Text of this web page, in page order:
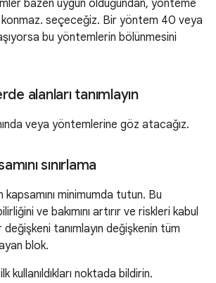
bazen uygun olduğundan, yönteme
konmaz. seçeceğiz. Bir yöntem 40 veya
bu yöntemlerin bölünmesini
alanları tanımlayın
veya yöntemlerine göz atacağız.
sınırlama
kapsamını minimumda tutun. Bu
ve bakımını artırır ve riskleri kabul
tanımlayın değişkenin tüm
blok.
kullanıldıkları noktada bildirin.